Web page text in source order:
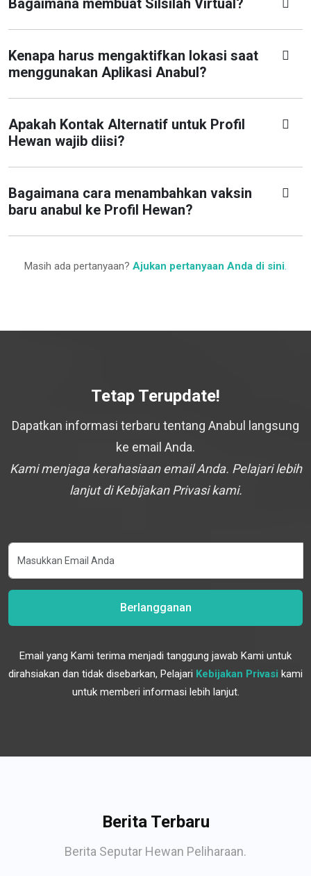
Bagaimana membuat Silsilah Virtual?
Kenapa harus mengaktifkan lokasi saat
menggunakan Aplikasi Anabul?
Apakah Kontak Alternatif untuk Profil
Hewan wajib diisi?
Bagaimana cara menambahkan vaksin
baru anabul ke Profil Hewan?
Masih ada pertanyaan? Ajukan pertanyaan Anda di sini.
Tetap Terupdate!
Dapatkan informasi terbaru tentang Anabul langsung
ke email Anda.
Kami menjaga kerahasiaan email Anda. Pelajari lebih
lanjut di Kebijakan Privasi kami.
Berlangganan
Email yang Kami terima menjadi tanggung jawab Kami untuk
dirahsiakan dan tidak disebarkan, Pelajari Kebijakan Privasi kami
untuk memberi informasi lebih lanjut.
Berita Terbaru
Berita Seputar Hewan Peliharaan.